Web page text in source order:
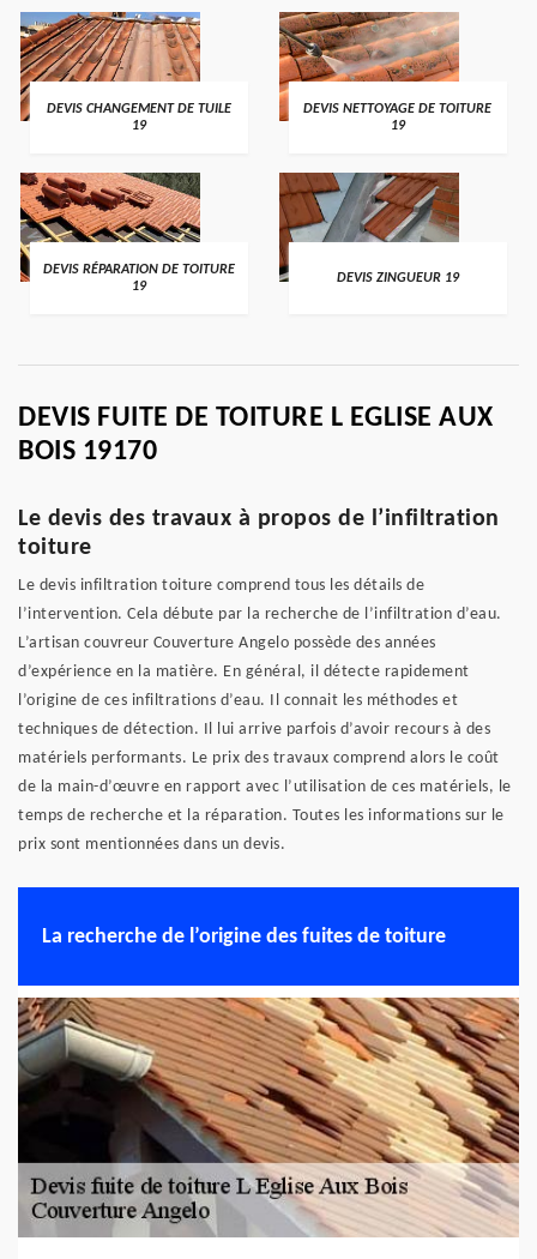
DEVIS CHANGEMENT DE TUILE
19
DEVIS NETTOYAGE DE TOITURE
19
DEVIS RÉPARATION DE TOITURE
19
DEVIS ZINGUEUR 19
DEVIS FUITE DE TOITURE L EGLISE AUX
BOIS 19170
Le devis des travaux à propos de l’infiltration
toiture
Le devis infiltration toiture comprend tous les détails de
l’intervention. Cela débute par la recherche de l’infiltration d’eau.
L’artisan couvreur Couverture Angelo possède des années
d’expérience en la matière. En général, il détecte rapidement
l’origine de ces infiltrations d’eau. Il connait les méthodes et
techniques de détection. Il lui arrive parfois d’avoir recours à des
matériels performants. Le prix des travaux comprend alors le coût
de la main-d’œuvre en rapport avec l’utilisation de ces matériels, le
temps de recherche et la réparation. Toutes les informations sur le
prix sont mentionnées dans un devis.
La recherche de l’origine des fuites de toiture